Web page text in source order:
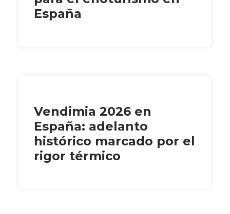
España
Vendimia 2026 en
España: adelanto
histórico marcado por el
rigor térmico